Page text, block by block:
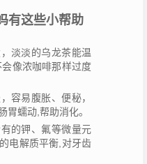
有这些小帮助
淡淡的乌龙茶能温
像浓咖啡那样过度
容易腹胀、便秘，
胃蠕动,帮助消化。
的钾、氟等微量元
电解质平衡,对牙齿